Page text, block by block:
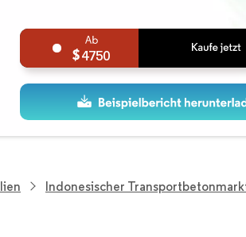
4750
Indonesischer